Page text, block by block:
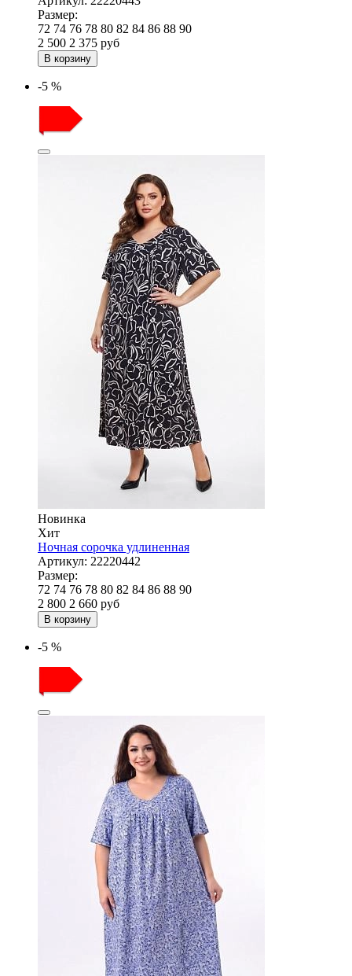
Размер:
72 74 76 78 80 82 84 86 88 90
2 500 2 375 руб
В корзину
-5 %
Новинка
Хит
Ночная сорочка удлиненная
Артикул: 22220442
Размер:
72 74 76 78 80 82 84 86 88 90
2 800 2 660 руб
В корзину
-5 %